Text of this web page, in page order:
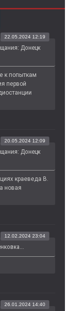
Донецк
22.05.2024 12:19
к попыткам
первой
Донецк
20.05.2024 12:09
краеведа В.
новая
12.02.2024 23:04
26.01.2024 14:40